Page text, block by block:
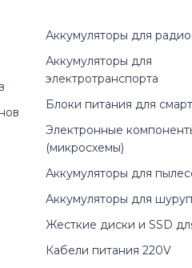
Аккумуляторы для
Аккумуляторы для
электротранспорта
Блоки питания для
Электронные
(микросхемы)
Аккумуляторы для
Аккумуляторы для
Жесткие диски и SSD
Кабели питания 220V